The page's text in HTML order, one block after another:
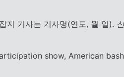
지 기사는 기사명(연도, 월 일).
show, American